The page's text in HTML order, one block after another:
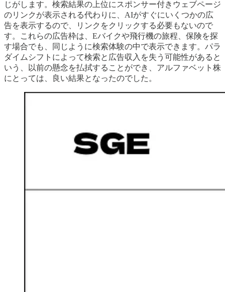
じがします。検索結果の上位にスポンサー付きウェブページ
のリンクが表示される代わりに、AIがすぐにいくつかの広
告を表示するので、リンクをクリックする必要もないので
す。これらの広告枠は、Eバイクや飛行機の旅程、保険を探
す場合でも、同じように検索体験の中で表示できます。パラ
ダイムシフトによって検索と広告収入を失う可能性があると
いう、以前の懸念を払拭することができ、アルファベット株
にとっては、良い結果となったのでした。